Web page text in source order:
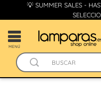
💡 SUMMER SALES -
MENÚ